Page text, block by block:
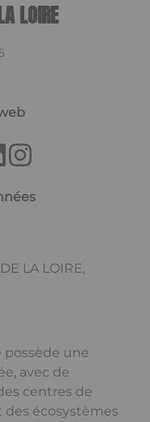
LOIRE
LA LOIRE,
possède une
avec de
centres de
des écosystèmes